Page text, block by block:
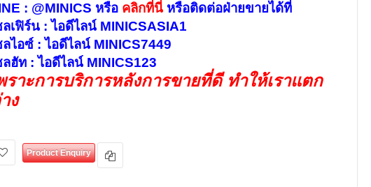
: @MINICS หรือ คลิกที่นี่ หรือติดต่อฝ่ายขายได้ที่
ลเฟิร์น : ไอดีไลน์ MINICSASIA1
ลไอซ์ : ไอดีไลน์ MINICS7449
ลฮัท : ไอดีไลน์ MINICS123
ราะการบริการหลังการขายที่ดี ทำให้เราแตก
ง
Product Enquiry